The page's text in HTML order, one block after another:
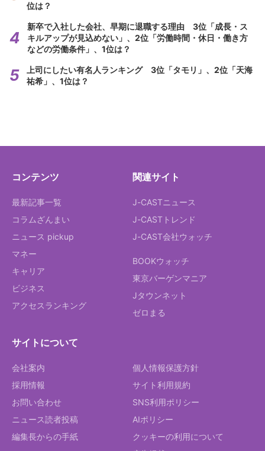
位は？
新卒で入社した会社、早期に退職する理由 3位「成長・ス
キルアップが見込めない」、2位「労働時間・休日・働き方
などの労働条件」、1位は？
上司にしたい有名人ランキング 3位「タモリ」、2位「天海
祐希」、1位は？
コンテンツ
最新記事一覧
コラムざんまい
ニュース pickup
マネー
キャリア
ビジネス
アクセスランキング
関連サイト
J-CASTニュース
J-CASTトレンド
J-CAST会社ウォッチ
BOOKウォッチ
東京バーゲンマニア
Jタウンネット
ゼロまる
サイトについて
会社案内
採用情報
お問い合わせ
ニュース読者投稿
編集長からの手紙
個人情報保護方針
サイト利用規約
SNS利用ポリシー
AIポリシー
クッキーの利用について